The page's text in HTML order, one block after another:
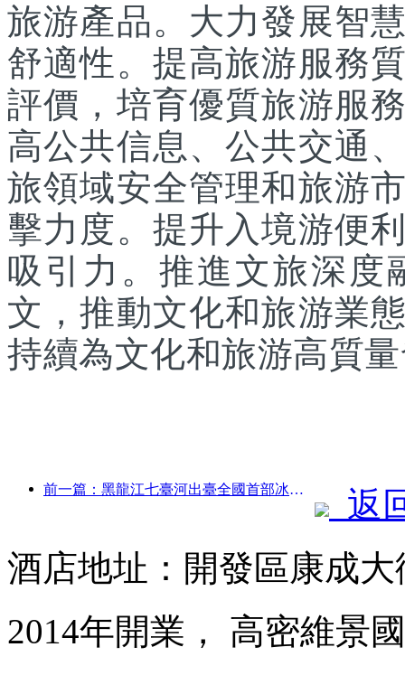
旅游產品。大力發展智
舒適性。提高旅游服務
評價，培育優質旅游服
高公共信息、公共交通
旅領域安全管理和旅游
擊力度。提升入境游便
吸引力。推進文旅深度
文，推動文化和旅游業
持續為文化和旅游高質
前一篇：黑龍江七臺河出臺全國首部冰雪產業法規，鼓勵“AI+冰雪”
返
酒店地址：開發區康成
2014年開業， 高密維